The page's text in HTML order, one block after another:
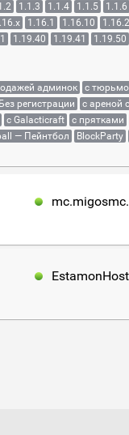
1.1.3 1.1.4 1.1.5 1.1.6
1.16.1 1.16.10
1.19.40 1.19.41 1.19.50
админок с
Без регистрации с ареной
с Galacticraft с прятками
— Пейнтбол BlockParty